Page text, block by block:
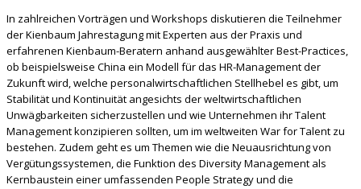
In zahlreichen Vorträgen und Workshops diskutieren die Teilnehmer
der Kienbaum Jahrestagung mit Experten aus der Praxis und
erfahrenen Kienbaum-Beratern anhand ausgewählter Best-Practices,
ob beispielsweise China ein Modell für das HR-Management der
Zukunft wird, welche personalwirtschaftlichen Stellhebel es gibt, um
Stabilität und Kontinuität angesichts der weltwirtschaftlichen
Unwägbarkeiten sicherzustellen und wie Unternehmen ihr Talent
Management konzipieren sollten, um im weltweiten War for Talent zu
bestehen. Zudem geht es um Themen wie die Neuausrichtung von
Vergütungssystemen, die Funktion des Diversity Management als
Kernbaustein einer umfassenden People Strategy und die